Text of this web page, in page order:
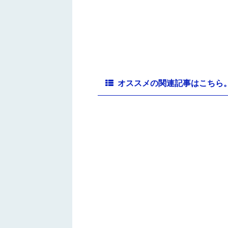
オススメの関連記事はこちら